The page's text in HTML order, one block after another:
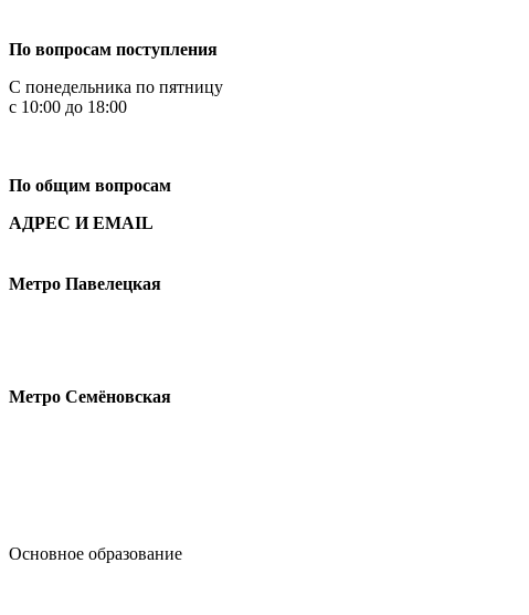
По вопросам поступления
С понедельника по пятницу
с 10:00 до 18:00
По общим вопросам
АДРЕС И EMAIL
Метро Павелецкая
Метро Семёновская
Основное образование